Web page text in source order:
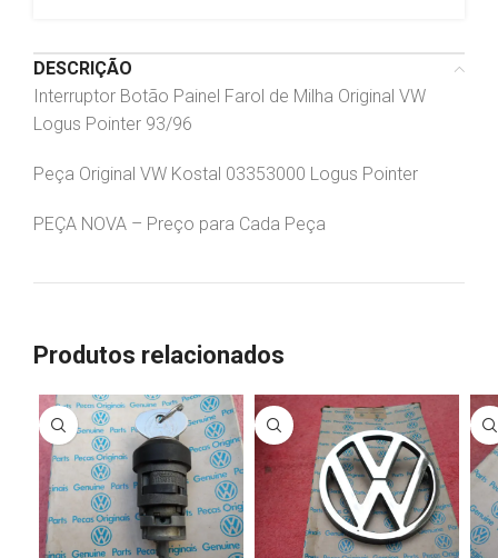
DESCRIÇÃO
Interruptor Botão Painel Farol de Milha Original VW
Logus Pointer 93/96
Peça Original VW Kostal 03353000 Logus Pointer
PEÇA NOVA – Preço para Cada Peça
Produtos relacionados